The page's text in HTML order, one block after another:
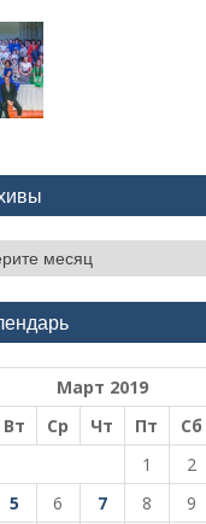
Март 2019
Вт Ср Чт Пт Сб
1
2
5 6 7 8 9